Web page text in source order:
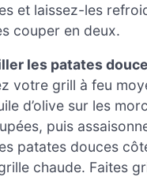
et laissez-les
couper en deux.
les patates
votre grill à feu
d’olive sur les
puis
patates douces
chaude. Faites